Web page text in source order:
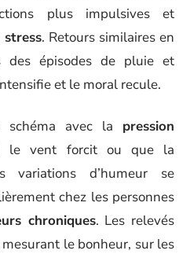
plus impulsives et
stress. Retours similaires en
des épisodes de pluie et
et le moral recule.
avec la pression
le vent forcit ou que la
variations d’humeur se
chez les personnes
chroniques. Les relevés
mesurant le bonheur, sur les